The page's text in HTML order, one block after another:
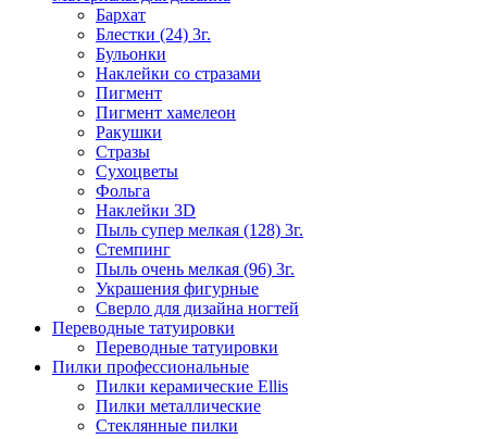
Бархат
Блестки (24) 3г.
Бульонки
Наклейки со стразами
Пигмент
Пигмент хамелеон
Ракушки
Стразы
Сухоцветы
Фольга
Наклейки 3D
Пыль супер мелкая (128) 3г.
Стемпинг
Пыль очень мелкая (96) 3г.
Украшения фигурные
Сверло для дизайна ногтей
Переводные татуировки
Переводные татуировки
Пилки профессиональные
Пилки керамические Ellis
Пилки металлические
Стеклянные пилки